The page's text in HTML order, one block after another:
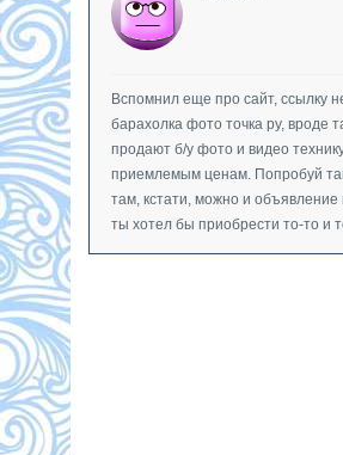
Вспомнил еще про сайт, ссылку
барахолка фото точка ру, вроде
продают б/у фото и видео
приемлемым ценам. Попробуй
там, кстати, можно и объявление
ты хотел бы приобрести то-то и